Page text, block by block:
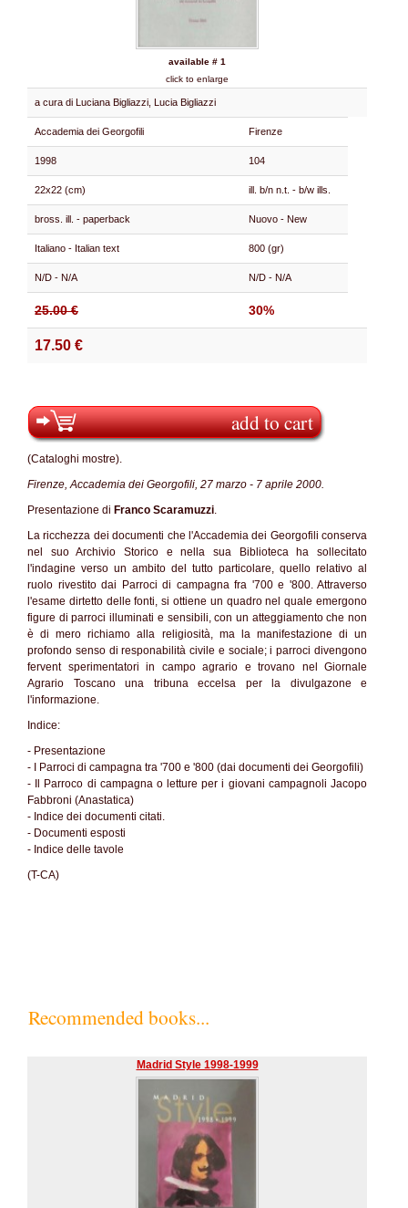
available # 1
click to enlarge
a cura di Luciana Bigliazzi, Lucia Bigliazzi
Accademia dei Georgofili Firenze
1998 104
22x22 (cm) ill. b/n n.t. - b/w ills.
bross. ill. - paperback Nuovo - New
Italiano - Italian text 800 (gr)
N/D - N/A N/D - N/A
25.00 € 30%
17.50 €
add to cart
(Cataloghi mostre).
Firenze, Accademia dei Georgofili, 27 marzo - 7 aprile 2000.
Presentazione di Franco Scaramuzzi.
La ricchezza dei documenti che l'Accademia dei Georgofili conserva
nel suo Archivio Storico e nella sua Biblioteca ha sollecitato
l'indagine verso un ambito del tutto particolare, quello relativo al
ruolo rivestito dai Parroci di campagna fra '700 e '800. Attraverso
l'esame dirtetto delle fonti, si ottiene un quadro nel quale emergono
figure di parroci illuminati e sensibili, con un atteggiamento che non
è di mero richiamo alla religiosità, ma la manifestazione di un
profondo senso di responabilità civile e sociale; i parroci divengono
fervent sperimentatori in campo agrario e trovano nel Giornale
Agrario Toscano una tribuna eccelsa per la divulgazone e
l'informazione.
Indice:
- Presentazione
- I Parroci di campagna tra '700 e '800 (dai documenti dei Georgofili)
- Il Parroco di campagna o letture per i giovani campagnoli Jacopo
Fabbroni (Anastatica)
- Indice dei documenti citati.
- Documenti esposti
- Indice delle tavole
(T-CA)
Recommended books...
Madrid Style 1998-1999